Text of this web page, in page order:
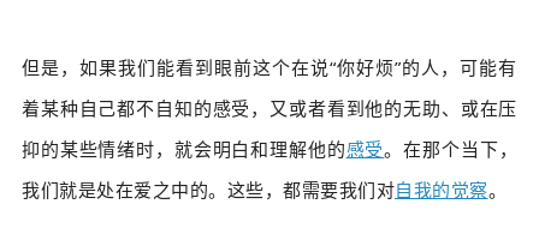
但是，如果我们能看到眼前这个在说“你好烦”的人，可能有
着某种自己都不自知的感受，又或者看到他的无助、或在压
抑的某些情绪时，就会明白和理解他的感受。在那个当下，
我们就是处在爱之中的。这些，都需要我们对自我的觉察。